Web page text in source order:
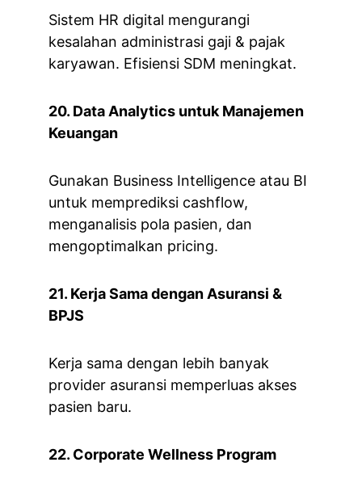
Sistem HR digital mengurangi
kesalahan administrasi gaji & pajak
karyawan. Efisiensi SDM meningkat.
20. Data Analytics untuk Manajemen
Keuangan
Gunakan Business Intelligence atau BI
untuk memprediksi cashflow,
menganalisis pola pasien, dan
mengoptimalkan pricing.
21. Kerja Sama dengan Asuransi &
BPJS
Kerja sama dengan lebih banyak
provider asuransi memperluas akses
pasien baru.
22. Corporate Wellness Program